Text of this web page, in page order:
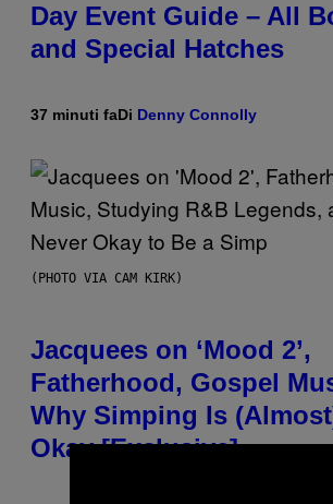
Day Event Guide – All
and Special Hatches
37 minuti faDi Denny Connolly
(PHOTO VIA CAM KIRK)
Jacquees on ‘Mood 2’,
Fatherhood, Gospel
Why Simping Is
Okay [Exclusive]